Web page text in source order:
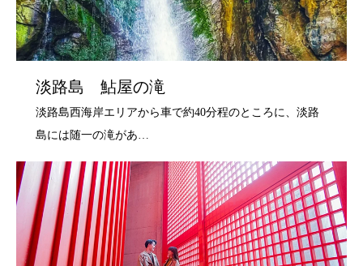
淡路島 鮎屋の滝